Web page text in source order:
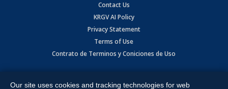
Contact Us
KRGV AI Policy
Privacy Statement
Terms of Use
Contrato de Terminos y Coniciones de Uso
Expressway, Weslaco, TX 78596.
Our site uses cookies and tracking technologies for web